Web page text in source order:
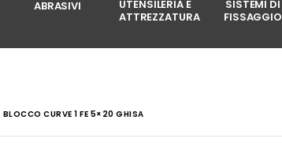
ABRASIVI
UTENSILERIA E
ATTREZZATURA
SISTEMI DI
FISSAGGIO
BLOCCO CURVE 1 FE 5×20 GHISA